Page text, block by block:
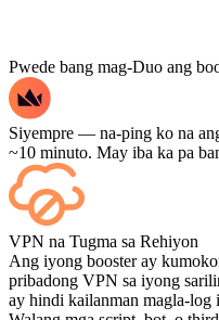
Pwede bang mag-Duo ang
Siyempre — na-ping ko na
~10 minuto. May iba ka pa
Oo — bawat laban ay lalabas
at kung gusto mong
Streaming sa checkout.
VPN na Tugma sa Rehiyon
Ang iyong booster ay
pribadong VPN sa iyong
ay hindi kailanman magla-log